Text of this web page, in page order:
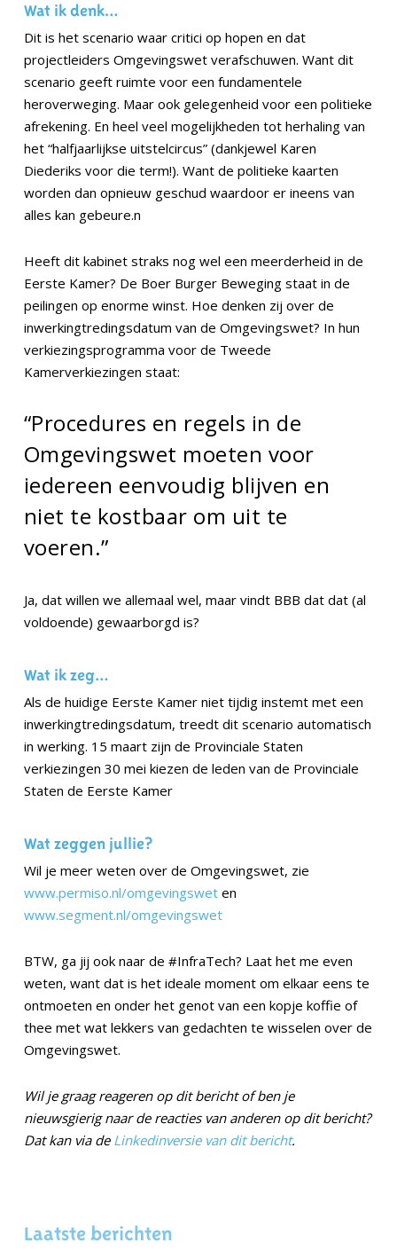
Wat ik denk…
Dit is het scenario waar critici op hopen en dat
projectleiders Omgevingswet verafschuwen. Want dit
scenario geeft ruimte voor een fundamentele
heroverweging. Maar ook gelegenheid voor een politieke
afrekening. En heel veel mogelijkheden tot herhaling van
het “halfjaarlijkse uitstelcircus” (dankjewel Karen
Diederiks voor die term!). Want de politieke kaarten
worden dan opnieuw geschud waardoor er ineens van
alles kan gebeure.n
Heeft dit kabinet straks nog wel een meerderheid in de
Eerste Kamer? De Boer Burger Beweging staat in de
peilingen op enorme winst. Hoe denken zij over de
inwerkingtredingsdatum van de Omgevingswet? In hun
verkiezingsprogramma voor de Tweede
Kamerverkiezingen staat:
“Procedures en regels in de
Omgevingswet moeten voor
iedereen eenvoudig blijven en
niet te kostbaar om uit te
voeren.”
Ja, dat willen we allemaal wel, maar vindt BBB dat dat (al
voldoende) gewaarborgd is?
Wat ik zeg…
Als de huidige Eerste Kamer niet tijdig instemt met een
inwerkingtredingsdatum, treedt dit scenario automatisch
in werking. 15 maart zijn de Provinciale Staten
verkiezingen 30 mei kiezen de leden van de Provinciale
Staten de Eerste Kamer
Wat zeggen jullie?
Wil je meer weten over de Omgevingswet, zie
www.permiso.nl/omgevingsweten
www.segment.nl/omgevingswet
BTW, ga jij ook naar de #InfraTech? Laat het me even
weten, want dat is het ideale moment om elkaar eens te
ontmoeten en onder het genot van een kopje koffie of
thee met wat lekkers van gedachten te wisselen over de
Omgevingswet.
Wil je graag reageren op dit bericht of ben je
nieuwsgierig naar de reacties van anderen op dit bericht?
Dat kan via de Linkedinversie van dit bericht.
Laatste berichten